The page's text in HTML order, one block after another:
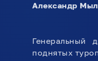
Александр
Генеральный
поднятых